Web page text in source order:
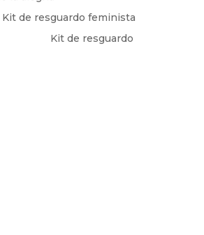
Kit de resguardo feminista
Kit de resguardo